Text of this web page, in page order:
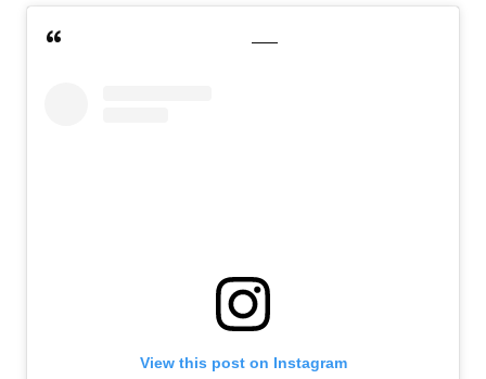
View this post on Instagram